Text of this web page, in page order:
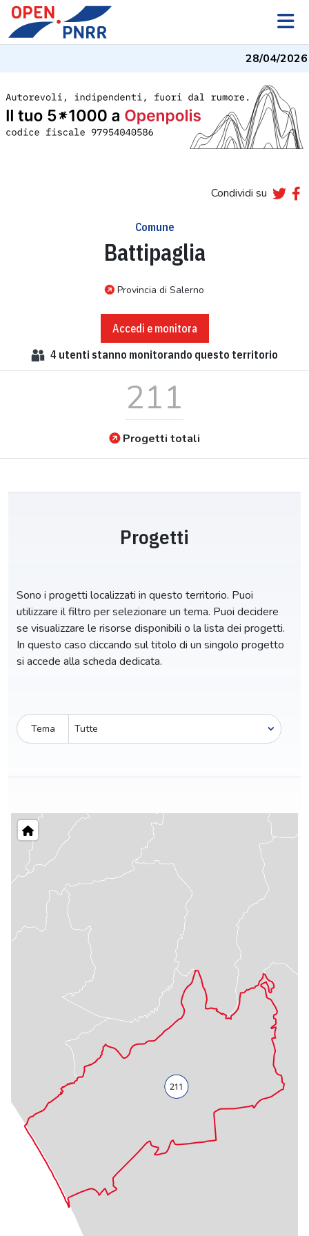
28/04/2026
Condividi su
Comune
Battipaglia
Provincia di Salerno
Accedi e monitora
4 utenti stanno monitorando questo territorio
211
Progetti totali
Progetti
Sono i progetti localizzati in questo territorio. Puoi
utilizzare il filtro per selezionare un tema. Puoi decidere
se visualizzare le risorse disponibili o la lista dei progetti.
In questo caso cliccando sul titolo di un singolo progetto
si accede alla scheda dedicata.
Tema
Pro-capite